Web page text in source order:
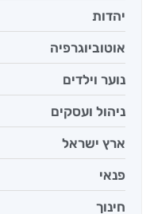
יהדות
אוטוביוגרפיה
נוער וילדים
ניהול ועסקים
ארץ ישראל
פנאי
חינוך